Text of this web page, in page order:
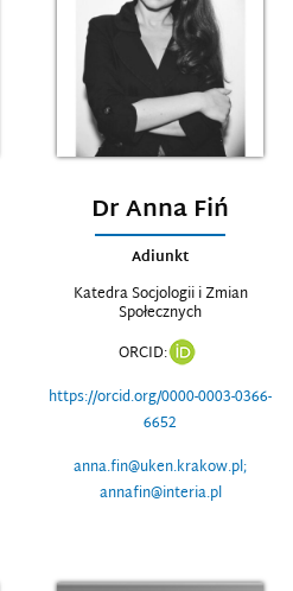
Dr Anna Fiń
Adiunkt
Katedra Socjologii i Zmian
Społecznych
ORCID:
https://orcid.org/0000-0003-0366-
6652
anna.fin@uken.krakow.pl;
annafin@interia.pl